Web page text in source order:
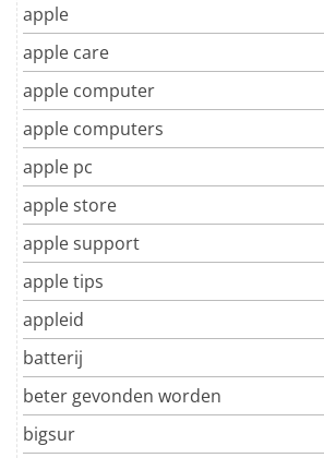
apple
apple care
apple computer
apple computers
apple pc
apple store
apple support
apple tips
appleid
batterij
beter gevonden worden
bigsur